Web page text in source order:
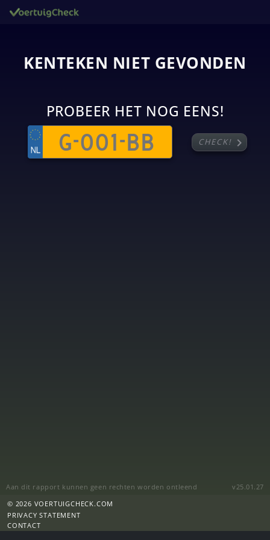
KENTEKEN NIET GEVONDEN
PROBEER HET NOG EENS!
CHECK! chevron_right
Aan dit rapport kunnen geen rechten worden ontleend
v25.01.27
© 2026 VOERTUIGCHECK.COM
PRIVACY STATEMENT
CONTACT